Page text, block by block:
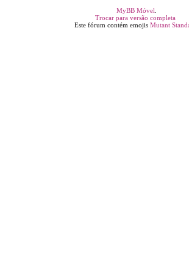
MyBB Móvel
Trocar para versão completa
Este fórum contém emojis Mutant